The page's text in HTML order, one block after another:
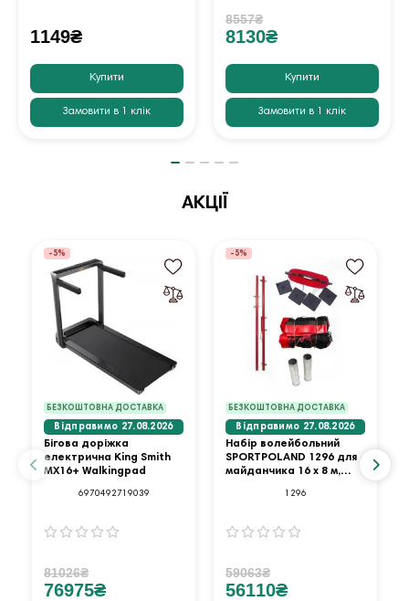
1149₴
Купити
Замовити в 1 клік
8557₴
8130₴
Купити
Замовити в 1 клік
АКЦІЇ
БЕЗКОШТОВНА ДОСТАВКА
-5%
Відправимо 27.08.2026
Бігова доріжка
електрична King Smith
MX16+ Walkingpad
6970492719039
81026₴
76975₴
БЕЗКОШТОВНА ДОСТАВКА
-5%
Відправимо 27.08.2026
Набір волейбольний
SPORTPOLAND 1296 для
майданчика 16 х 8 м,
1296
59063₴
56110₴